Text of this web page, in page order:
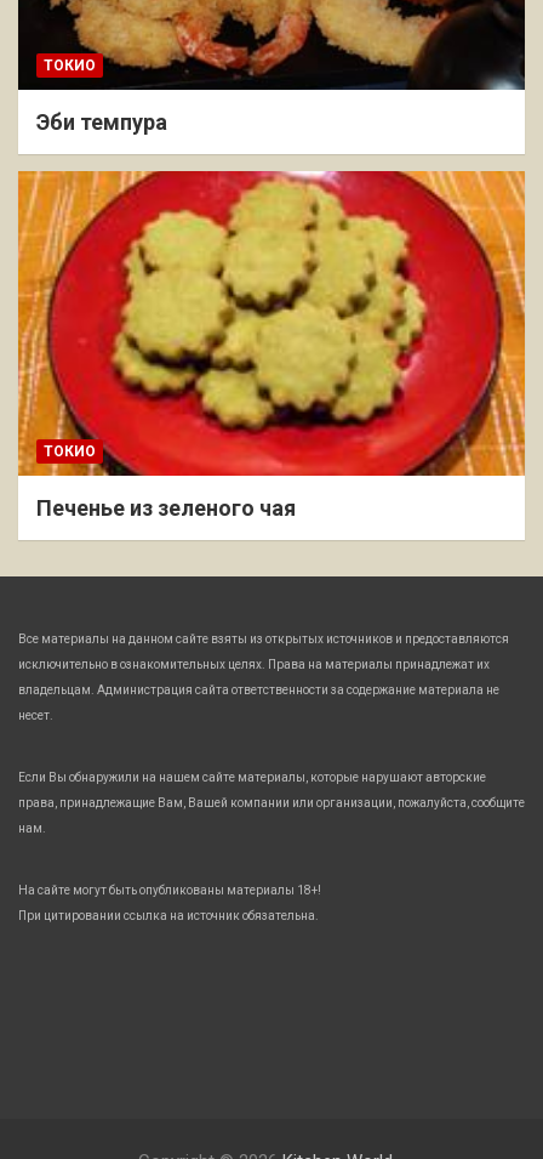
ТОКИО
Эби темпура
ТОКИО
Печенье из зеленого чая
Все материалы на данном сайте взяты из открытых источников и предоставляются
исключительно в ознакомительных целях. Права на материалы принадлежат их
владельцам. Администрация сайта ответственности за содержание материала не
несет.
Если Вы обнаружили на нашем сайте материалы, которые нарушают авторские
права, принадлежащие Вам, Вашей компании или организации, пожалуйста, сообщите
нам.
На сайте могут быть опубликованы материалы 18+!
При цитировании ссылка на источник обязательна.